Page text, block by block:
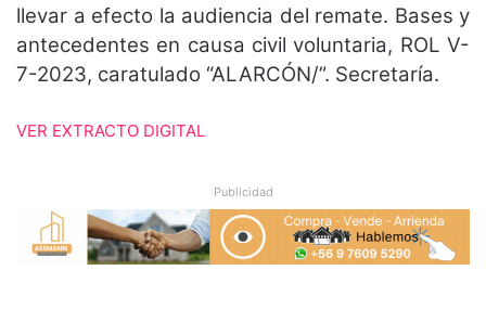
llevar a efecto la audiencia del remate. Bases y
antecedentes en causa civil voluntaria, ROL V-
7-2023, caratulado “ALARCÓN/”. Secretaría.
VER EXTRACTO DIGITAL
Publicidad